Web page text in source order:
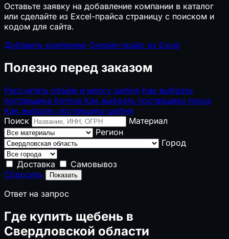
Оставьте заявку на добавление компании в каталог
или сделайте из Excel-прайса страницу с поиском и
кодом для сайта.
Добавить компанию Онлайн-прайс из Excel
Полезно перед заказом
Рассчитать объём и массу щебня Как выбрать
поставщика бетона Как выбрать поставщика песка
Как выбрать поставщика щебня
Поиск
Материал
Регион
Город
Доставка
Самовывоз
Сбросить
Показать
Ответ на запрос
Где купить щебень в
Свердловской области